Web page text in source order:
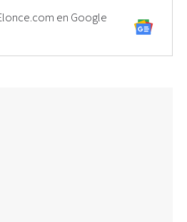
en Google